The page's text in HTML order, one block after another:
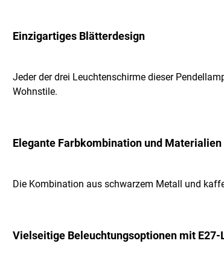
Einzigartiges Blätterdesign
Jeder der drei Leuchtenschirme dieser
Wohnstile.
Elegante Farbkombination und Materialien
Die Kombination aus schwarzem Metall und
Vielseitige Beleuchtungsoptionen mit